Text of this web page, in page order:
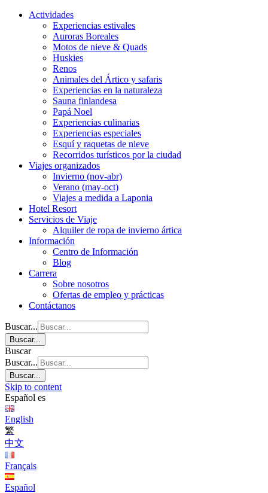
Actividades
Experiencias estivales
Auroras Boreales
Motos de nieve & Quads
Huskies
Renos
Animales del Ártico y safaris
Experiencias en la naturaleza
Sauna finlandesa
Papá Noel
Experiencias culinarias
Experiencias especiales
Esquí y raquetas de nieve
Recorridos turísticos por la ciudad
Viajes organizados
Invierno (nov-abr)
Verano (may-oct)
Viajes a medida a Laponia
Hotel Resort
Servicios de Viaje
Alquiler de ropa de invierno ártica
Información
Centro de Información
Blog
Carrera
Sobre nosotros
Ofertas de empleo y prácticas
Contáctanos
Buscar...
Buscar...
Buscar
Buscar...
Buscar...
Skip to content
Español es
English
繁
中文
Français
Español